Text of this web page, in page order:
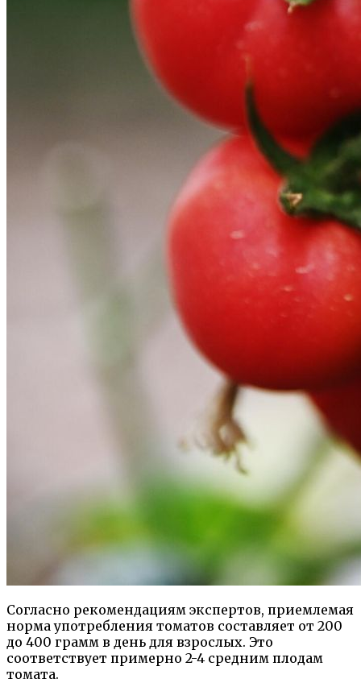
Согласно рекомендациям экспертов, приемлемая
норма употребления томатов составляет от 200
до 400 грамм в день для взрослых. Это
соответствует примерно 2-4 средним плодам
томата.